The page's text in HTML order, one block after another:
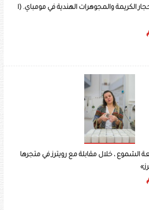
الكريمة والمجوهرات الهندية في مومباي. (ا
الشموع ، خلال مقابلة مع رويترز في متجرها